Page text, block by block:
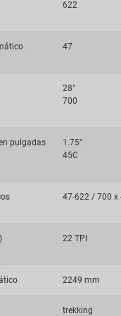
622
47
28"
700
pulgadas
1.75"
45C
47-622 / 700 x
22 TPI
2249 mm
trekking